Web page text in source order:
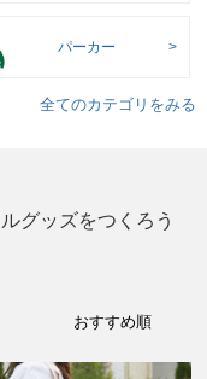
パーカー
全てのカテゴリをみる
グッズをつくろう